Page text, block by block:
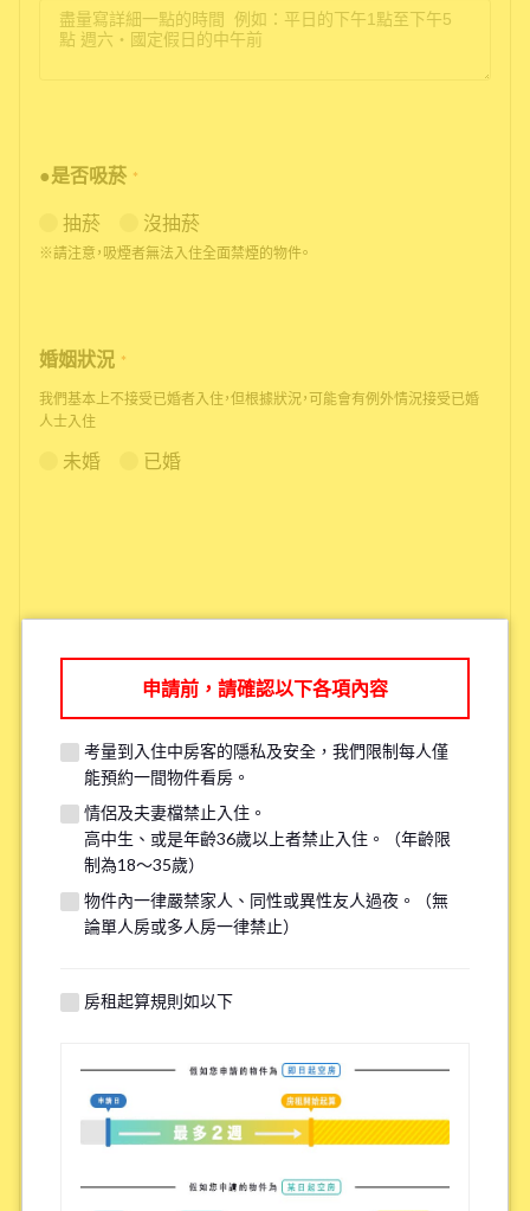
●是否吸菸 *
抽菸 沒抽菸
※請注意，吸煙者無法入住全面禁煙的物件。
婚姻狀況 *
我們基本上不接受已婚者入住，但根據狀況，可能會有例外情況接受已婚
人士入住
未婚 已婚
根據您的需求，我們可能會推薦您其
他更適合的物件。
考量現有住戶的安全與隱私，每人原則上僅限參觀一間物件。
若您的需求與其他物件匹配，我們將在看房前線上諮詢時提供
額外選項，請填寫下方資訊以供參考。
上學或上班的便利性
周邊環境
語言環境
申請前，請確認以下各項內容
考量到入住中房客的隱私及安全，我們限制每人僅
能預約一間物件看房。
情侶及夫妻檔禁止入住。
高中生、或是年齡36歲以上者禁止入住。（年齡限
制為18～35歲）
物件內一律嚴禁家人、同性或異性友人過夜。（無
論單人房或多人房一律禁止）
房租起算規則如以下